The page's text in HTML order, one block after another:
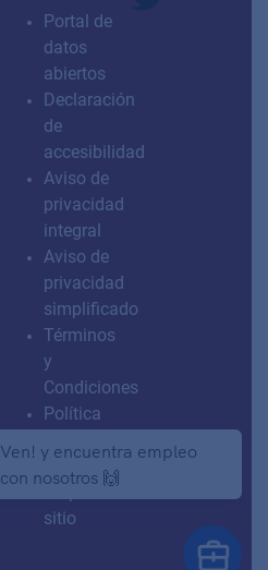
Portal de
datos
abiertos
Declaración
de
accesibilidad
Aviso de
privacidad
integral
Aviso de
privacidad
simplificado
Términos
y
Condiciones
Política
seguridad
Mapa de
sitio
Ven! y encuentra empleo
con nosotros 🙌